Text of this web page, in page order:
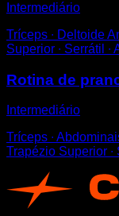
Intermediário
Tríceps ∙ Deltoide
Superior ∙ Serrátil ∙
Rotina de
Intermediário
Tríceps ∙
Trapézio Superior ∙